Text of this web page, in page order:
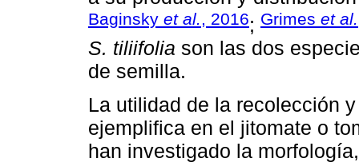
Baginsky et al., 2016; Grimes et al.
S. tiliifolia son las dos
de semilla.
La utilidad de la recolección
ejemplifica en el jitomate o
han investigado la